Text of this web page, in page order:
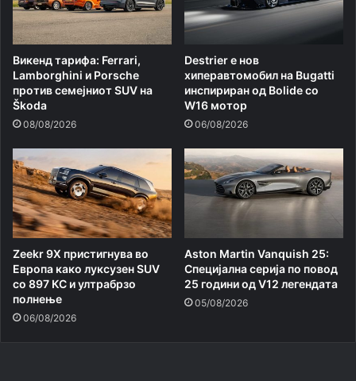
Викенд тарифа: Ferrari,
Lamborghini и Porsche
против семејниот SUV на
Škoda
08/08/2026
Destrier е нов
хиперавтомобил на Bugatti
инспириран од Bolide со
W16 мотор
06/08/2026
Zeekr 9X пристигнува во
Европа како луксузен SUV
со 897 КС и ултрабрзо
полнење
06/08/2026
Aston Martin Vanquish 25:
Специјална серија по повод
25 години од V12 легендата
05/08/2026